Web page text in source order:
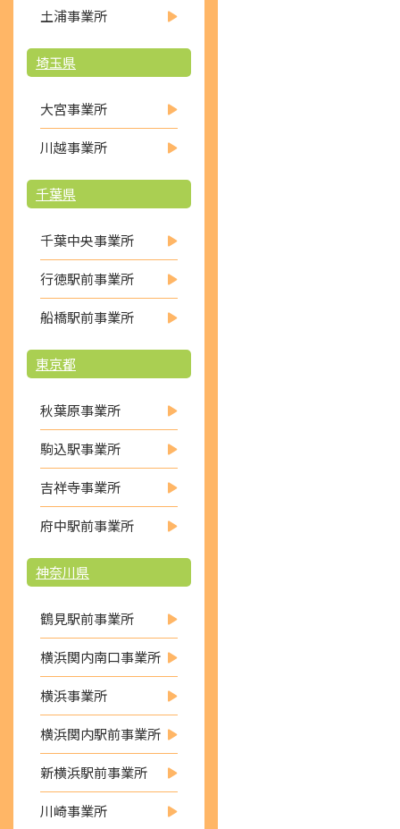
土浦事業所
埼玉県
大宮事業所
川越事業所
千葉県
千葉中央事業所
行徳駅前事業所
船橋駅前事業所
東京都
秋葉原事業所
駒込駅事業所
吉祥寺事業所
府中駅前事業所
神奈川県
鶴見駅前事業所
横浜関内南口事業所
横浜事業所
横浜関内駅前事業所
新横浜駅前事業所
川崎事業所